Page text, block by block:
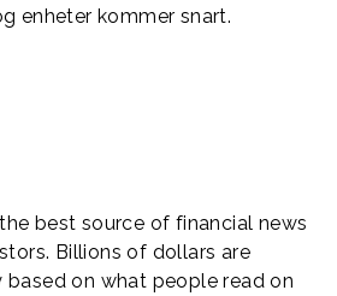
enheter kommer snart.
best source of financial news
Billions of dollars are
on what people read on